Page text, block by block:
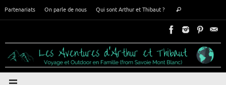
Partenariats On parle de nous Qui sont Arthur et Thibaut ?
:
Rechercher